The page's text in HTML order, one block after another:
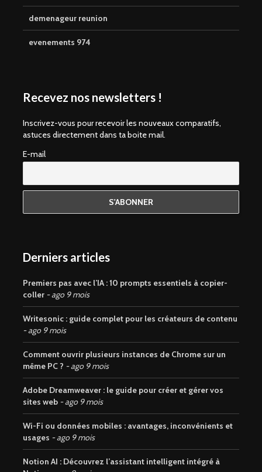
demenageur reunion
evenements 974
Recevez nos newsletters !
Inscrivez-vous pour recevoir les nouveaux comparatifs,
astuces directement dans ta boite mail.
E-mail
Derniers articles
Premiers pas avec l’IA : 10 prompts essentiels à copier-
coller
ago 9 mois
Writesonic : guide complet pour les créateurs de contenu
ago 9 mois
Comment ouvrir plusieurs instances de Chrome sur un
même PC ?
ago 9 mois
Adobe Dreamweaver : le guide pour créer et gérer vos
sites web
ago 9 mois
Wi-Fi ou données mobiles : avantages, inconvénients et
usages
ago 9 mois
Notion AI : Découvrez l’assistant intelligent intégré à